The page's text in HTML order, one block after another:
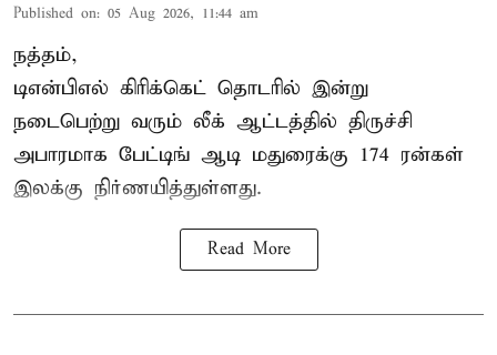
Published on: 05 Aug 2026, 11:44 am
நத்தம்,
டிஎன்பிஎல் கிரிக்கெட் தொடரில் இன்று
நடைபெற்று வரும் லீக் ஆட்டத்தில் திருச்சி
அபாரமாக பேட்டிங் ஆடி மதுரைக்கு 174 ரன்கள்
இலக்கு நிர்ணயித்துள்ளது.
Read More